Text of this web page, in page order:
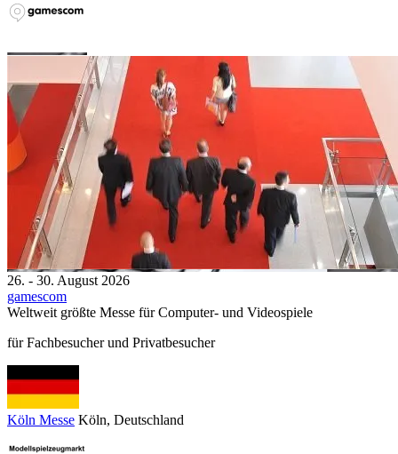
26. - 30. August 2026
gamescom
Weltweit größte Messe für Computer‑ und Videospiele
für Fachbesucher und Privatbesucher
Köln Messe Köln, Deutschland